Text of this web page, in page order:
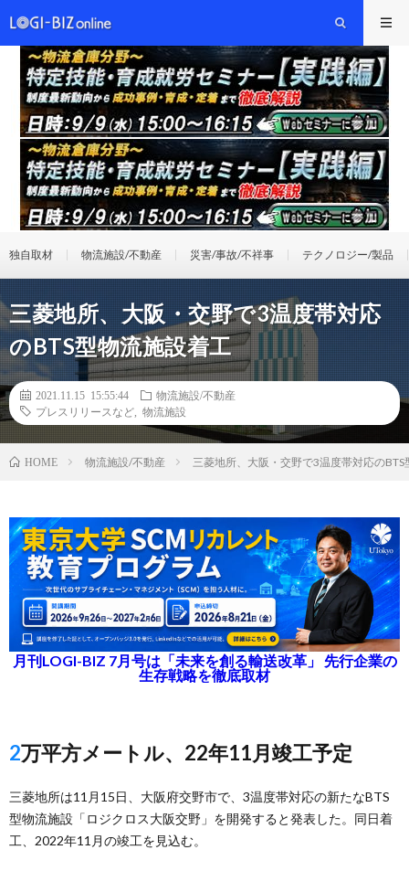
独自取材 物流施設/不動産 災害/事故/不祥事 テクノロジー/製品
三菱地所、大阪・交野で3温度帯対応
のBTS型物流施設着工
2021.11.15 15:55:44
物流施設/不動産
プレスリリースなど
物流施設
HOME 物流施設/不動産 三菱地所、大阪・交野で3温度帯対応のBTS
月刊LOGI-BIZ 7月号は「未来を創る輸送改革」 先行企業の
生存戦略を徹底取材
2万平方メートル、22年11月竣工予定
三菱地所は11月15日、大阪府交野市で、3温度帯対応の新たなBTS
型物流施設「ロジクロス大阪交野」を開発すると発表した。同日着
工、2022年11月の竣工を見込む。